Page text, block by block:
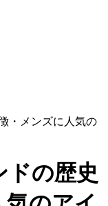
・メンズに人気の
ドの歴史